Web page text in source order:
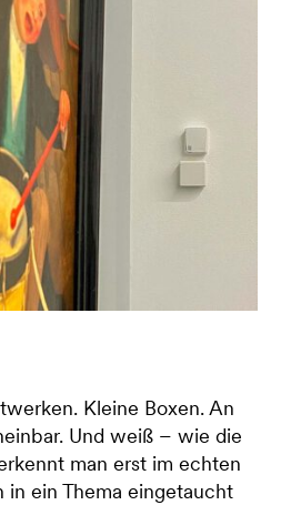
Branding
Kleine Boxen. An
Und weiß – wie die
man erst im echten
ein Thema eingetaucht